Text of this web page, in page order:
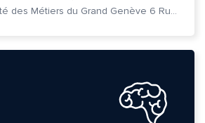
Cité des Métiers du Grand Genève 6 Rue Prévost-Martin 1205 Genève